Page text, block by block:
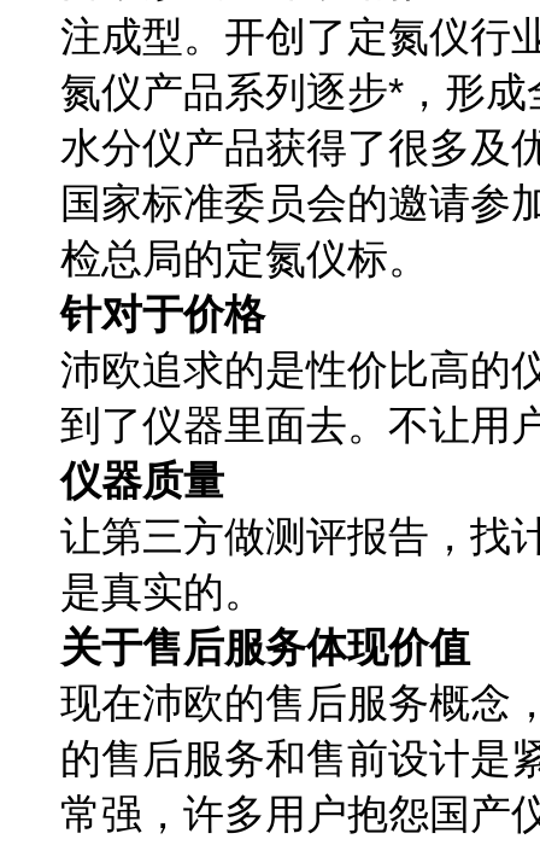
注成型。开创了定氮仪行
氮仪产品系列逐步*，形
水分仪产品获得了很多及
国家标准委员会的邀请参
检总局的定氮仪标。
针对于价格
沛欧追求的是性价比高的
到了仪器里面去。不让用
仪器质量
让第三方做测评报告，找
是真实的。
关于售后服务体现价值
现在沛欧的售后服务概念
的售后服务和售前设计是
常强，许多用户抱怨国产